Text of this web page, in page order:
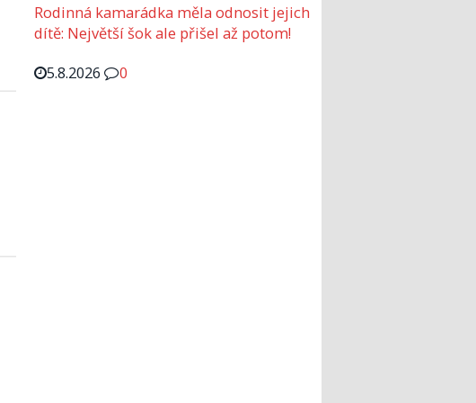
Rodinná kamarádka měla odnosit jejich
dítě: Největší šok ale přišel až potom!
5.8.2026
0